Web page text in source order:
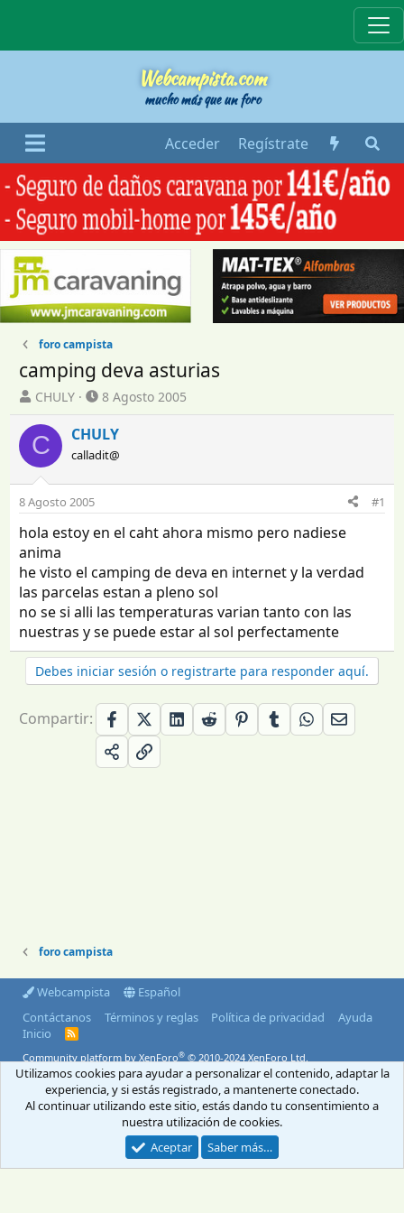
Webcampista.com
mucho más que un foro
Acceder Regístrate
foro campista
camping deva asturias
I
n
i
c
i
a
d
o
r
d
e
t
e
m
a
CHULY
F
e
c
h
a
d
i
n
c
o
8 Agosto 2005
C CHULY
calladit@
8 Agosto 2005 #1
hola estoy en el caht ahora mismo pero nadiese
anima
he visto el camping de deva en internet y la verdad
las parcelas estan a pleno sol
no se si alli las temperaturas varian tanto con las
nuestras y se puede estar al sol perfectamente
Debes iniciar sesión o registrarte para responder aquí.
Compartir:
foro campista
Webcampista
Español
Contáctanos
Términos y reglas Política de privacidad
Ayuda
Inicio
R
S
Community platform by XenForo® © 2010-2024 XenForo Ltd.
© 2004-2026 Webcampista.com
Envíanos un email
Aviso Legal
Política de privacidad
Menú profesionales
Política de cookies
Utilizamos cookies para ayudar a personalizar el contenido, adaptar la
experiencia, y si estás registrado, a mantenerte conectado.
Al continuar utilizando este sitio, estás dando tu consentimiento a
nuestra utilización de cookies.
Aceptar
Saber más…